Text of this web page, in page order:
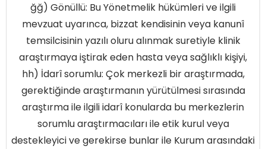
ğğ) Gönüllü: Bu Yönetmelik hükümleri ve ilgili
mevzuat uyarınca, bizzat kendisinin veya kanunî
temsilcisinin yazılı oluru alınmak suretiyle klinik
araştırmaya iştirak eden hasta veya sağlıklı kişiyi,
hh) İdarî sorumlu: Çok merkezli bir araştırmada,
gerektiğinde araştırmanın yürütülmesi sırasında
araştırma ile ilgili idarî konularda bu merkezlerin
sorumlu araştırmacıları ile etik kurul veya
destekleyici ve gerekirse bunlar ile Kurum arasındaki